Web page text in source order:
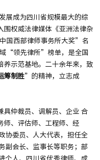
展成为四川省规模最大的综
围权威法律媒体《亚洲法律杂
国西部律师事务所大奖”名
“领先律所”榜单，是全国
养示范基地。二十余年来，致
筹制胜”的精神，立志成
具仲裁员、调解员、企业 合
师、评估师、工程师、经
协委员、人大代表，担任全
副会长、监事长等职务；部
个人、四川省优秀律师、成